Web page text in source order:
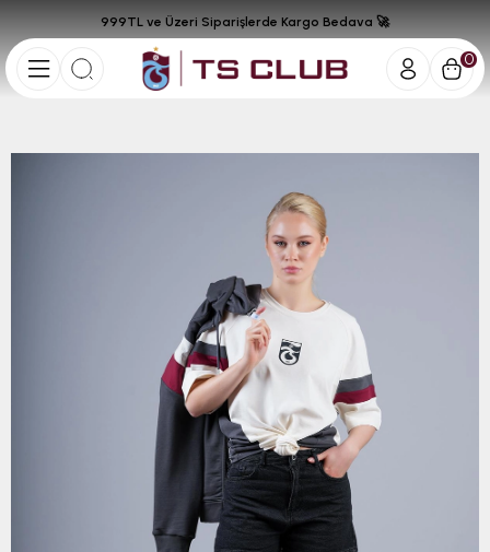
0
999TL ve Üzeri Siparişlerde Kargo Bedava 🚀